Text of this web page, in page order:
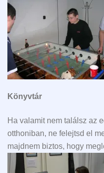
Könyvtár
Ha valamit nem találsz az
otthoniban, ne felejtsd el
majdnem biztos, hogy